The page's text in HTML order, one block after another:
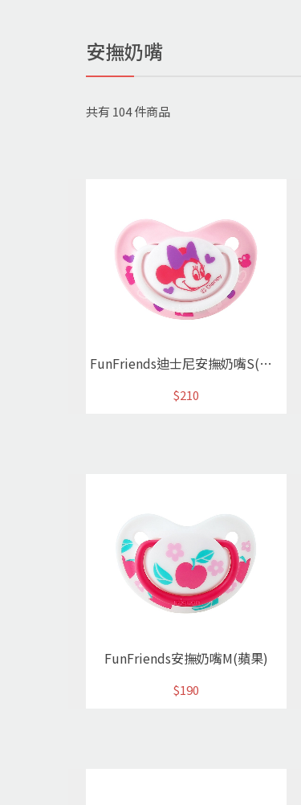
安撫奶嘴
共有 104件商品
FunFriends迪士尼安撫奶嘴S(米妮)
$210
FunFriends安撫奶嘴M(蘋果)
$190